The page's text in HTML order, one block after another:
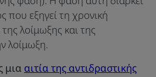
που εξηγεί τη χρονική
λοίμωξης και της
λοίμωξη.
μια αιτία της αντιδραστικής